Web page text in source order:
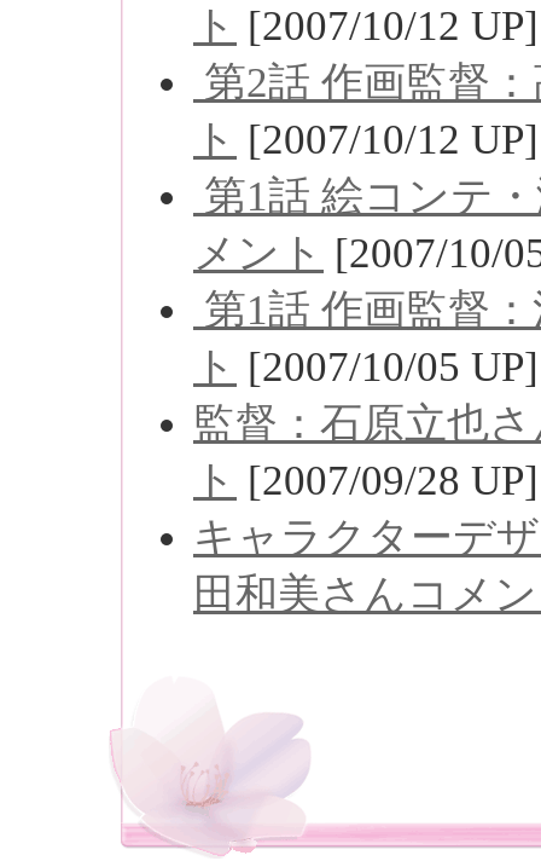
ト [2007/10/12 UP]
第2話 作画監督
ト [2007/10/12 UP]
第1話 絵コンテ
メント [2007/10/
第1話 作画監督
ト [2007/10/05 UP]
監督：石原立也
ト [2007/09/28 UP]
キャラクターデ
田和美さんコメ